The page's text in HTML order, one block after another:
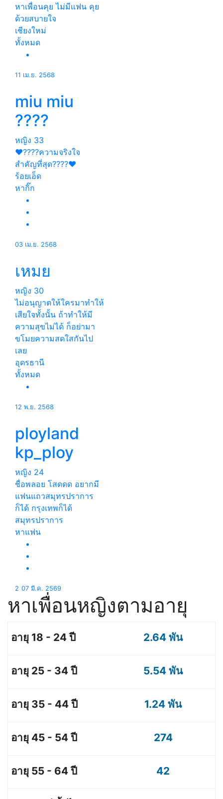
หาเพื่อนคุย ไม่มีเเฟน คุย
ด้วยสบายใจ
เชียงใหม่
ทั้งหมด
11 เม.ย. 2568
miu miu
????
หญิง 33
❤️????ความจริงใจ
สำคัญที่สุด????❤️
ร้อยเอ็ด
หากิ๊ก
03 เม.ย. 2568
เหมย
หญิง 30
ไม่อนุญาตให้ใครมาทำให้
เสียใจทั้งนั้น ถ้าทำให้มี
ความสุขไม่ได้ ก็อย่ามา
ขโมยความสดใสกันไป
เลย
อุดรธานี
ทั้งหมด
12 พ.ย. 2568
ployland
kp_ploy
หญิง 24
ชื่อพลอย โสดดด อยากมี
แฟนแถวสมุทรปราการ
ก็ได้ กรุงเทพก็ได้
สมุทรปราการ
หาแฟน
2 07 มี.ค. 2569
หาเพื่อนหญิงตามอายุ
2.64 พัน
5.54 พัน
1.24 พัน
274
42